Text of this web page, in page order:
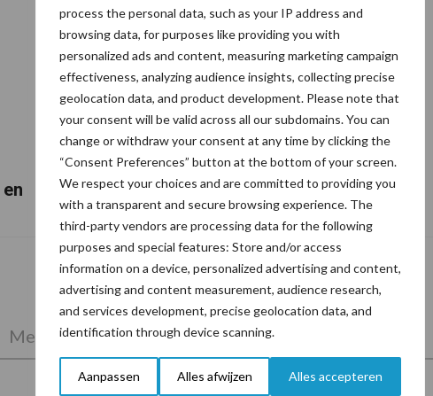
process the personal data, such as your IP address and
browsing data, for purposes like providing you with
personalized ads and content, measuring marketing campaign
effectiveness, analyzing audience insights, collecting precise
geolocation data, and product development. Please note that
your consent will be valid across all our subdomains. You can
change or withdraw your consent at any time by clicking the
“Consent Preferences” button at the bottom of your screen.
We respect your choices and are committed to providing you
with a transparent and secure browsing experience. The
third-party vendors are processing data for the following
purposes and special features: Store and/or access
information on a device, personalized advertising and content,
advertising and content measurement, audience research,
and services development, precise geolocation data, and
identification through device scanning.
Aanpassen Alles afwijzen Alles accepteren
De speenhuid: een vaak onderschatte
risicofactor voor mastitis
Melkveebedrijf Veevoer Wet en regelgeving